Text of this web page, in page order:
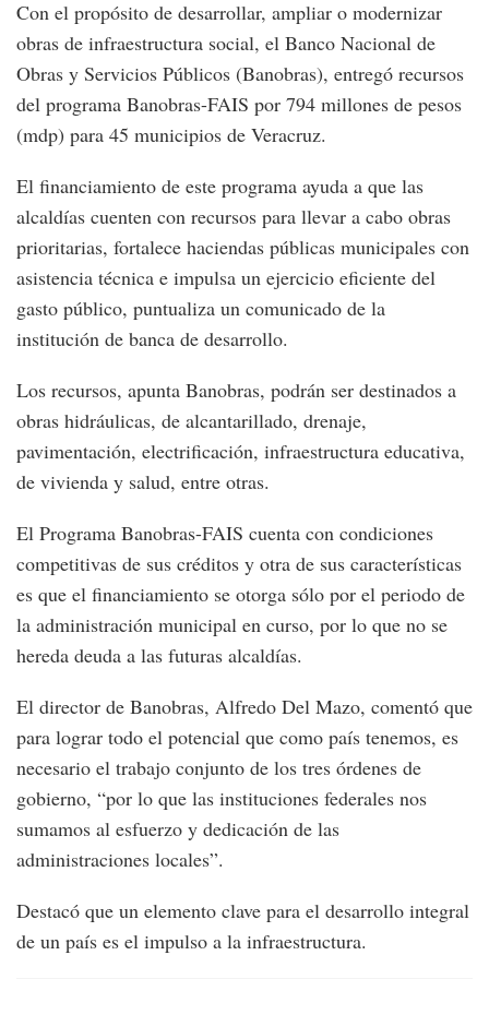
Con el propósito de desarrollar, ampliar o modernizar
obras de infraestructura social, el Banco Nacional de
Obras y Servicios Públicos (Banobras), entregó recursos
del programa Banobras-FAIS por 794 millones de pesos
(mdp) para 45 municipios de Veracruz.
El financiamiento de este programa ayuda a que las
alcaldías cuenten con recursos para llevar a cabo obras
prioritarias, fortalece haciendas públicas municipales con
asistencia técnica e impulsa un ejercicio eficiente del
gasto público, puntualiza un comunicado de la
institución de banca de desarrollo.
Los recursos, apunta Banobras, podrán ser destinados a
obras hidráulicas, de alcantarillado, drenaje,
pavimentación, electrificación, infraestructura educativa,
de vivienda y salud, entre otras.
El Programa Banobras-FAIS cuenta con condiciones
competitivas de sus créditos y otra de sus características
es que el financiamiento se otorga sólo por el periodo de
la administración municipal en curso, por lo que no se
hereda deuda a las futuras alcaldías.
El director de Banobras, Alfredo Del Mazo, comentó que
para lograr todo el potencial que como país tenemos, es
necesario el trabajo conjunto de los tres órdenes de
gobierno, “por lo que las instituciones federales nos
sumamos al esfuerzo y dedicación de las
administraciones locales”.
Destacó que un elemento clave para el desarrollo integral
de un país es el impulso a la infraestructura.